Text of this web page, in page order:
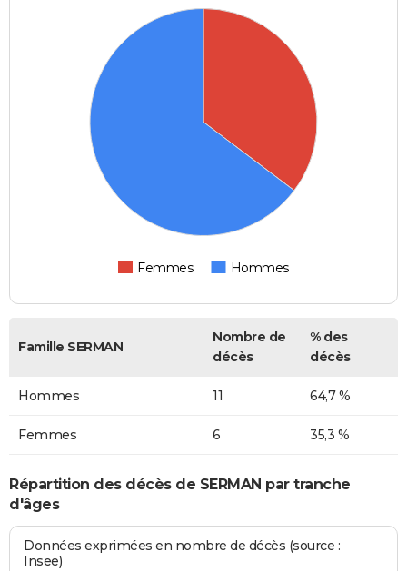
Femmes Hommes
Famille SERMAN
Nombre de
décès
% des
décès
Hommes 11 64,7 %
Femmes 6 35,3 %
Répartition des décès de SERMAN par tranche
d'âges
Données exprimées en nombre de décès (source :
Insee)